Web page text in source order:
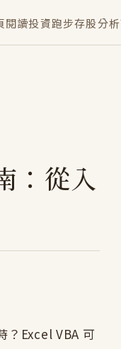
閱讀投資跑步存股分析
：從入
？Excel VBA 可